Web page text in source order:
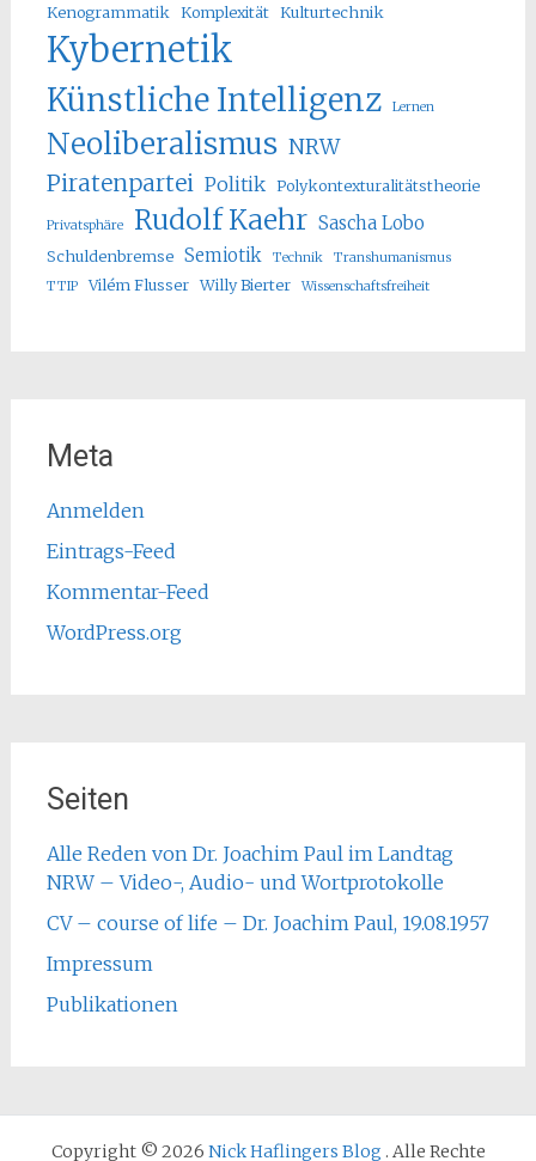
Kenogrammatik Komplexität Kulturtechnik
Kybernetik
Künstliche Intelligenz Lernen
Neoliberalismus NRW
Piratenpartei Politik Polykontexturalitätstheorie
Privatsphäre Rudolf Kaehr Sascha Lobo
Schuldenbremse Semiotik Technik
Transhumanismus
TTIP
Vilém Flusser Willy Bierter Wissenschaftsfreiheit
Meta
Anmelden
Eintrags-Feed
Kommentar-Feed
WordPress.org
Seiten
Alle Reden von Dr. Joachim Paul im Landtag
NRW – Video-, Audio- und Wortprotokolle
CV – course of life – Dr. Joachim Paul, 19.08.1957
Impressum
Publikationen
Copyright © 2026 Nick Haflingers Blog . Alle Rechte